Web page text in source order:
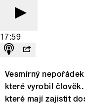
17:59
Vesmírný
které vyrobil
které mají zajistit